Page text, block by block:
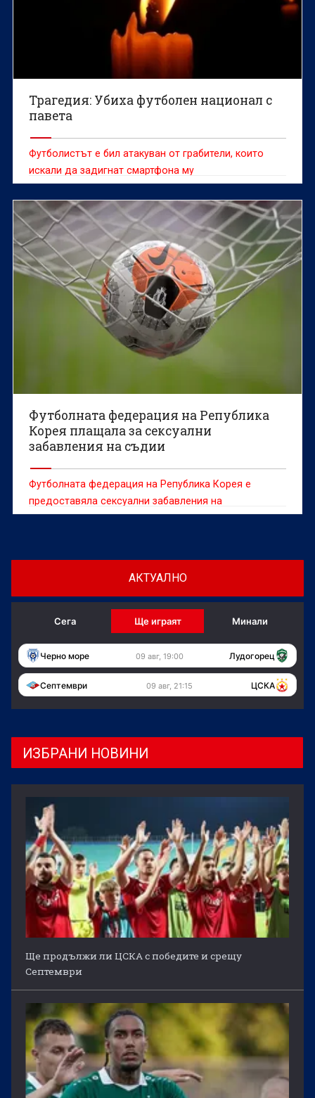
Трагедия: Убиха футболен национал с
павета
Футболистът е бил атакуван от грабители, които
искали да задигнат смартфона му
Футболната федерация на Република
Корея плащала за сексуални
забавления на съдии
Футболната федерация на Република Корея е
предоставяла сексуални забавления на
чуждестранни съдии между 2011 и 2012 г., съобщи
АКТУАЛНО
Сега Ще играят Минали
Черно море 09 авг, 19:00 Лудогорец
Септември 09 авг, 21:15 ЦСКА
ИЗБРАНИ НОВИНИ
Ще продължи ли ЦСКА с победите и срещу
Септември